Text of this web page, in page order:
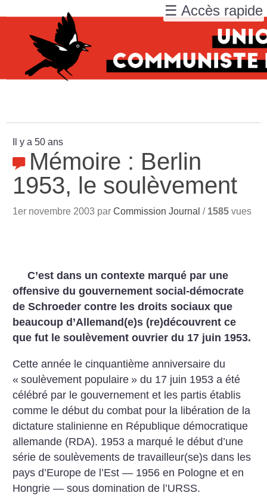
Il y a 50 ans
Mémoire : Berlin
1953, le soulèvement
1er novembre 2003 parCommission Journal / 1585 vues
C’est dans un contexte marqué par une
offensive du gouvernement social-démocrate
de Schroeder contre les droits sociaux que
beaucoup d’Allemand(e)s (re)découvrent ce
que fut le soulèvement ouvrier du 17 juin 1953.
Cette année le cinquantième anniversaire du
« soulèvement populaire » du 17 juin 1953 a été
célébré par le gouvernement et les partis établis
comme le début du combat pour la libération de la
dictature stalinienne en République démocratique
allemande (RDA). 1953 a marqué le début d’une
série de soulèvements de travailleur(se)s dans les
pays d’Europe de l’Est — 1956 en Pologne et en
Hongrie — sous domination de l’URSS.
☰ Accès rapide